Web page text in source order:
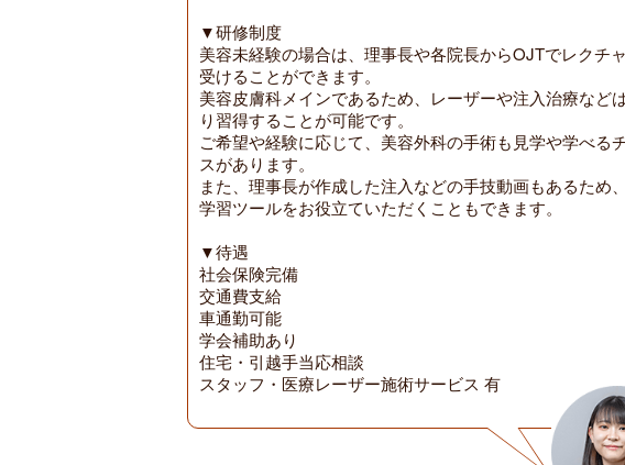
▼研修制度
美容未経験の場合は、理事長や各院長からOJTでレクチ
受けることができます。
美容皮膚科メインであるため、レーザーや注入治療など
り習得することが可能です。
ご希望や経験に応じて、美容外科の手術も見学や学べる
スがあります。
また、理事長が作成した注入などの手技動画もあるため
学習ツールをお役立ていただくこともできます。
▼待遇
社会保険完備
交通費支給
車通勤可能
学会補助あり
住宅・引越手当応相談
スタッフ・医療レーザー施術サービス 有